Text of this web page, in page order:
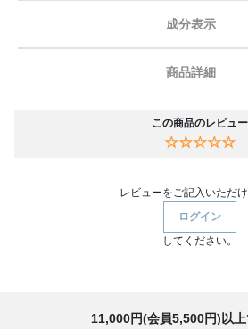
成分表示
商品詳細
この商品のレビュー
☆☆☆☆☆
レビューをご記入いただ
ログイン
してください。
11,000円(会員5,500円)以